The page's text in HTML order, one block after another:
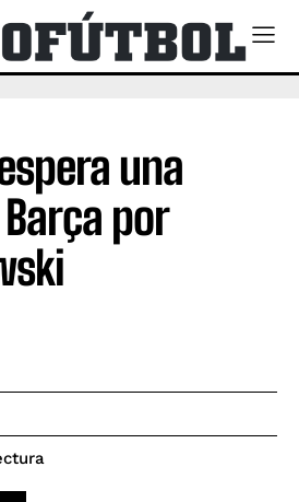
una
por